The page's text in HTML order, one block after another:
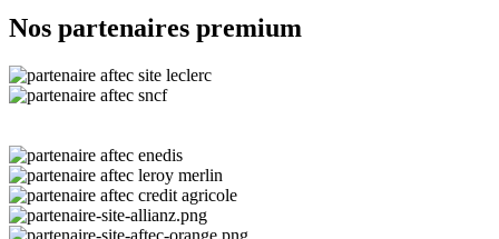
Nos partenaires premium